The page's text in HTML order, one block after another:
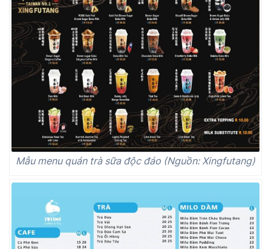
Mẫu menu quán trà sữa độc đáo (Nguồn: Xingfutang)